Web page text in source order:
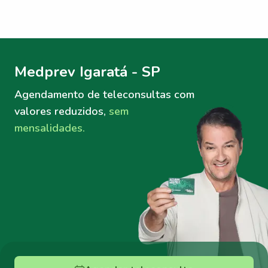
Medprev Igaratá - SP
Agendamento de teleconsultas com
valores reduzidos, sem
mensalidades.